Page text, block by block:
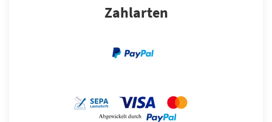
Zahlarten